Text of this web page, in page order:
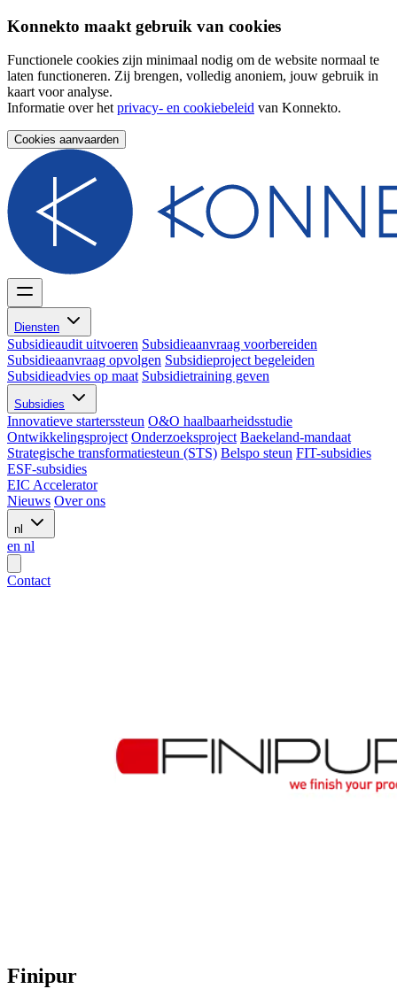
Konnekto maakt gebruik van cookies
Functionele cookies zijn minimaal nodig om de website normaal te
laten functioneren. Zij brengen, volledig anoniem, jouw gebruik in
kaart voor analyse.
Informatie over hetprivacy- en cookiebeleid van Konnekto.
Cookies aanvaarden
Diensten
Subsidieaudit uitvoeren Subsidieaanvraag voorbereiden
Subsidieaanvraag opvolgen Subsidieproject begeleiden
Subsidieadvies op maat Subsidietraining geven
Subsidies
Innovatieve starterssteun O&O haalbaarheidsstudie
Ontwikkelingsproject Onderzoeksproject Baekeland-mandaat
Strategische transformatiesteun (STS) Belspo steun FIT-subsidies
ESF-subsidies
EIC Accelerator
Nieuws Over ons
nl
en nl
Contact
Finipur